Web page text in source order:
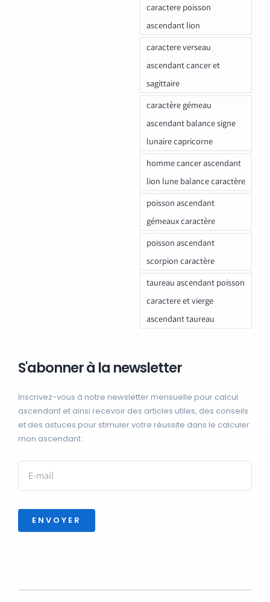
caractere poisson
ascendant lion
caractere verseau
ascendant cancer et
sagittaire
caractère gémeau
ascendant balance signe
lunaire capricorne
homme cancer ascendant
lion lune balance caractère
poisson ascendant
gémeaux caractère
poisson ascendant
scorpion caractère
taureau ascendant poisson
caractere et vierge
ascendant taureau
S'abonner à la newsletter
Inscrivez-vous à notre newsletter mensuelle pour calcul
ascendant et ainsi recevoir des articles utiles, des conseils
et des astuces pour stimuler votre réussite dans le calculer
mon ascendant :
ENVOYER